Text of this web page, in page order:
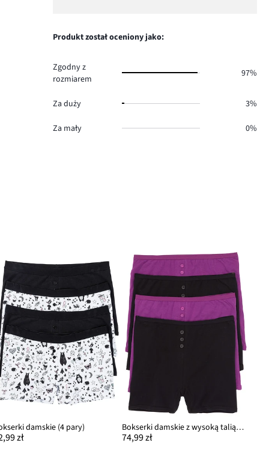
1.
głosów
Produkt został oceniony jako:
Zgodny z
rozmiarem
97%
Za duży 3%
Za mały 0%
damskie (4 pary)
zł
Bokserki damskie z wysoką talią (4 pary)
74,99 zł